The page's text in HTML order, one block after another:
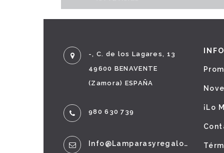
-, C. de los Lagares, 13
49600 BENAVENTE
(Zamora) ESPAÑA
980 630 739
Info@lamparasyregalos.es
¡Lo